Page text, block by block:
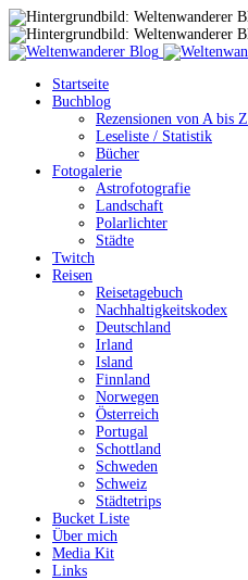
Startseite
Buchblog
Rezensionen von A bis Z
Leseliste / Statistik
Bücher
Fotogalerie
Astrofotografie
Landschaft
Polarlichter
Städte
Twitch
Reisen
Reisetagebuch
Nachhaltigkeitskodex
Deutschland
Irland
Island
Finnland
Norwegen
Österreich
Portugal
Schottland
Schweden
Schweiz
Städtetrips
Bucket Liste
Über mich
Media Kit
Links